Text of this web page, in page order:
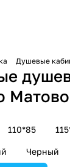
Душевые
110*85
Черный